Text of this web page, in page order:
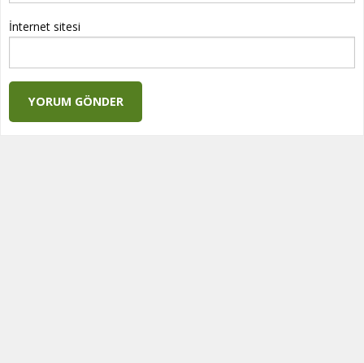
İnternet sitesi